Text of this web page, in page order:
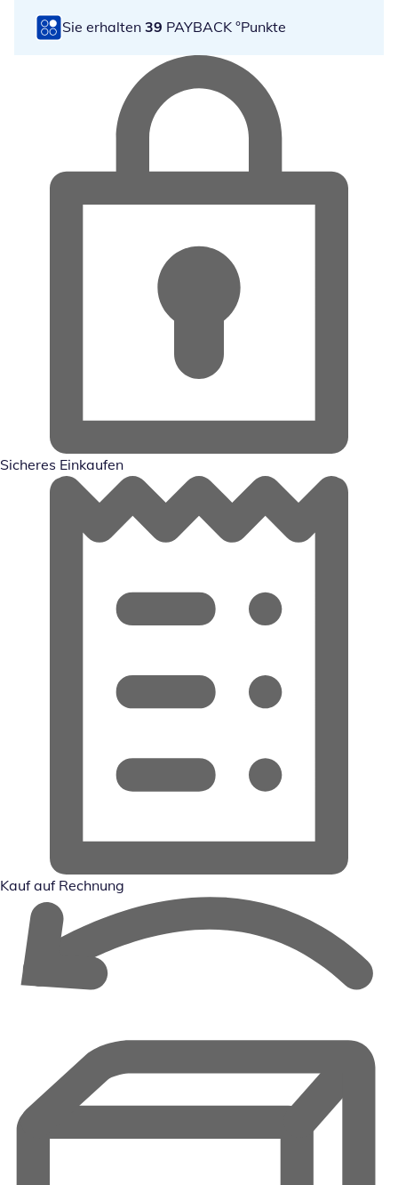
Sie erhalten 39 PAYBACK °Punkte
Sicheres Einkaufen
Kauf auf Rechnung